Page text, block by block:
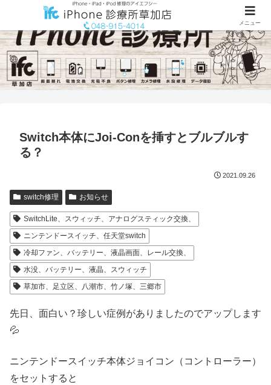
Switch本体にJoi-Conを挿すとブルブルす
る？
2021.09.26
switch修理 お知らせ
SwitchLite、スウィッチ、アナログスティック交換、
ニンテンドースイッチ、任天堂switch
冷却ファン、バッテリー、液晶画面、レール交換、
水没、バッテリー、液晶、スウィッチ
草加市、足立区、八潮市、竹ノ塚、三郷市
先日、面白い？珍しい症例がありましたのでアップします
💦
ニンテンドースイッチ本体ジョイコン（コントローラー）
をセットすると
メニュー